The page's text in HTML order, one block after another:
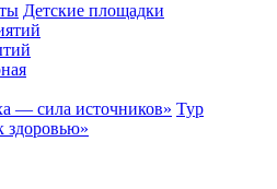
Детские площадки
— сила источников» Тур
здоровью»